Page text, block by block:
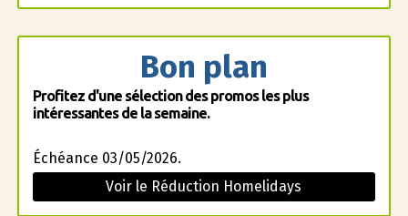
Bon plan
Profitez d'une sélection des promos les plus
intéressantes de la semaine.
Échéance 03/05/2026.
Voir le Réduction Homelidays